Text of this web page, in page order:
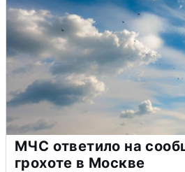
МЧС ответило на
грохоте в Москве